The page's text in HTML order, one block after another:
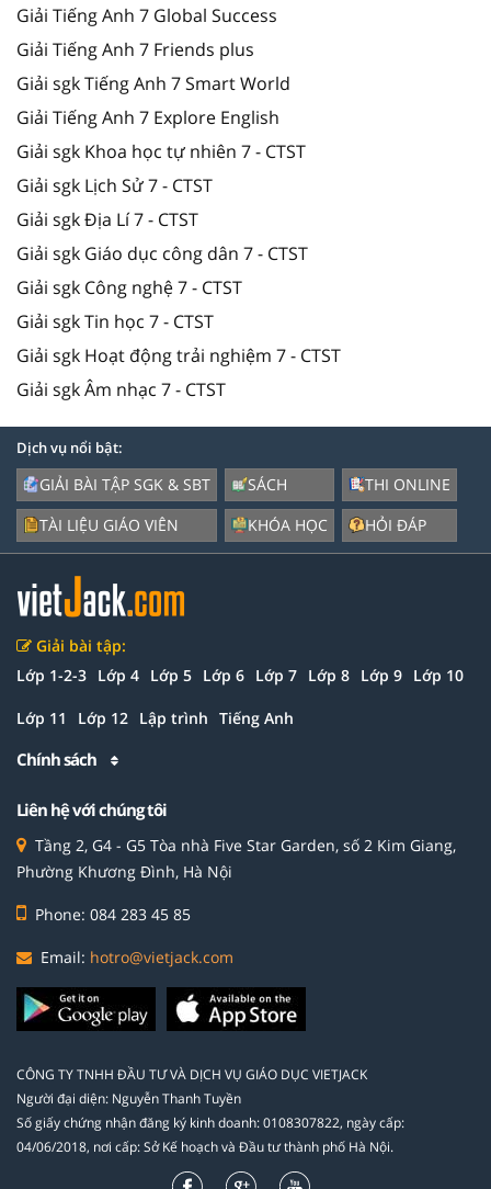
Giải Tiếng Anh 7 Global Success
Giải Tiếng Anh 7 Friends plus
Giải sgk Tiếng Anh 7 Smart World
Giải Tiếng Anh 7 Explore English
Giải sgk Khoa học tự nhiên 7 - CTST
Giải sgk Lịch Sử 7 - CTST
Giải sgk Địa Lí 7 - CTST
Giải sgk Giáo dục công dân 7 - CTST
Giải sgk Công nghệ 7 - CTST
Giải sgk Tin học 7 - CTST
Giải sgk Hoạt động trải nghiệm 7 - CTST
Giải sgk Âm nhạc 7 - CTST
Dịch vụ nổi bật:
GIẢI BÀI TẬP SGK & SBT
TÀI LIỆU GIÁO VIÊN
SÁCH
KHÓA HỌC
THI ONLINE
HỎI ĐÁP
Giải bài tập:
Lớp 1-2-3 Lớp 4 Lớp 5 Lớp 6 Lớp 7 Lớp 8 Lớp 9 Lớp 10
Lớp 11 Lớp 12 Lập trình Tiếng Anh
Chính sách
Liên hệ với chúng tôi
Tầng 2, G4 - G5 Tòa nhà Five Star Garden, số 2 Kim Giang,
Phường Khương Đình, Hà Nội
Phone: 084 283 45 85
Email: hotro@vietjack.com
CÔNG TY TNHH ĐẦU TƯ VÀ DỊCH VỤ GIÁO DỤC VIETJACK
Người đại diện: Nguyễn Thanh Tuyền
Số giấy chứng nhận đăng ký kinh doanh: 0108307822, ngày cấp:
04/06/2018, nơi cấp: Sở Kế hoạch và Đầu tư thành phố Hà Nội.